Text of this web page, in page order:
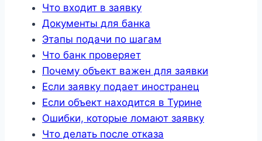
Что входит в заявку
Документы для банка
Этапы подачи по шагам
Что банк проверяет
Почему объект важен для заявки
Если заявку подает иностранец
Если объект находится в Турине
Ошибки, которые ломают заявку
Что делать после отказа